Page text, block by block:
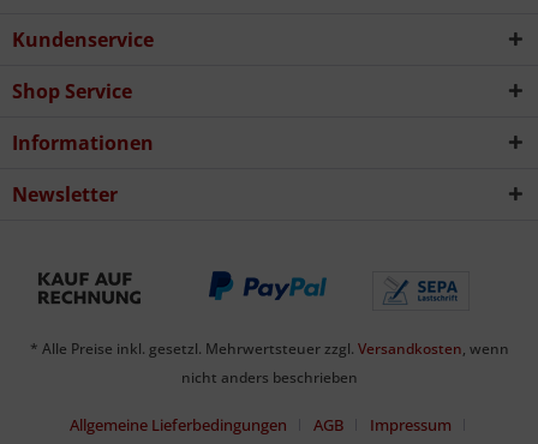
Kundenservice
Shop Service
Informationen
Newsletter
* Alle Preise inkl. gesetzl. Mehrwertsteuer zzgl. Versandkosten, wenn
nicht anders beschrieben
Allgemeine Lieferbedingungen AGB Impressum